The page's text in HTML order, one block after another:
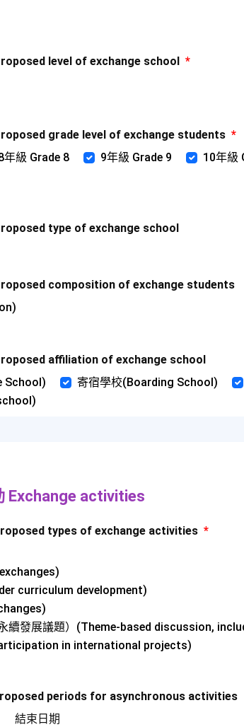
level of exchange school *
grade level of exchange students *
年級 Grade 8 9年級 Grade 9 10年級
type of exchange school
composition of exchange students
affiliation of exchange school
School)
寄宿學校(Boarding School)
Exchange activities
types of exchange activities *
curriculum development)
續發展議題）(Theme-based discussion,
in international projects)
periods for asynchronous activities
結束日期